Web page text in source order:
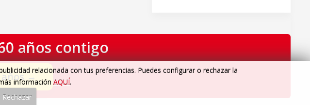
años contigo
→relacionada con tus preferencias. Puedes configurar o rechazar la
información AQUÍ.
Rechazar